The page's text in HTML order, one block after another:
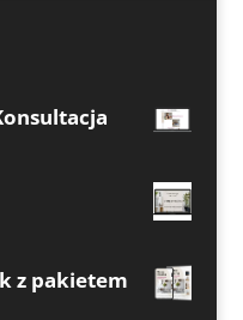
z pakietem